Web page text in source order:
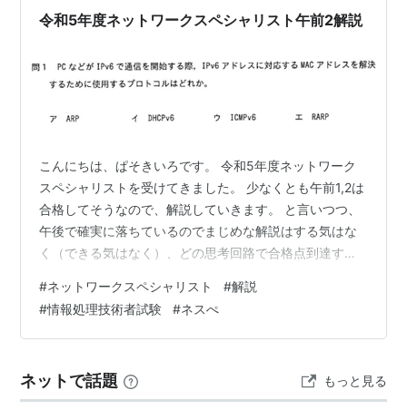
令和5年度ネットワークスペシャリスト午前2解説
こんにちは、ぱそきいろです。 令和5年度ネットワーク
スペシャリストを受けてきました。 少なくとも午前1,2は
合格してそうなので、解説していきます。 と言いつつ、
午後で確実に落ちているのでまじめな解説はする気はな
く（できる気はなく）、どの思考回路で合格点到達する
6 問7 問8 問9 問10 問11 問12 問13 問14 問15 問16 問17
問18 問19 問20 問21 問22 問23 問24 問25 まとめ 結論
過去問（直近2年分）と最低限違う選択肢を選ばなければ
問道場…
#ネットワークスペシャリスト #解説
#情報処理技術者試験 #ネスぺ
ネットで話題 もっと見る